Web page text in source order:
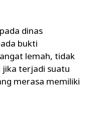
dinas
bukti
lemah, tidak
jika terjadi suatu
merasa memiliki